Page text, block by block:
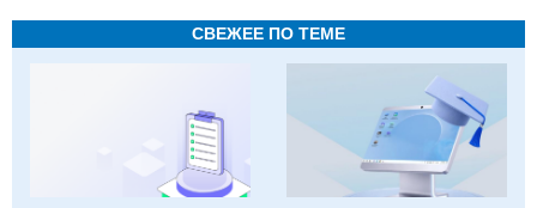
СВЕЖЕЕ ПО ТЕМЕ